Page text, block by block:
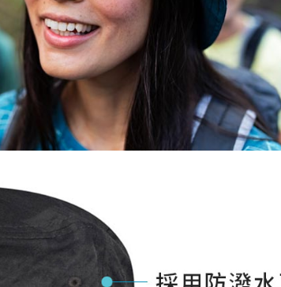
５．嚴禁一人註冊多個帳號或使用他人資訊註冊。若發現惡意使
形，恩沛科技股份有限公司將有權停止該用戶之使用額度並採取
動。